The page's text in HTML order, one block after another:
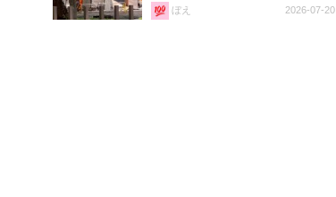
ぼえ 2026-07-20